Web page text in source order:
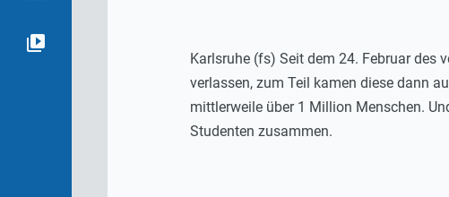
Karlsruhe (fs) Seit dem 24. Februar des
verlassen, zum Teil kamen diese dann
mittlerweile über 1 Million Menschen.
Studenten zusammen.